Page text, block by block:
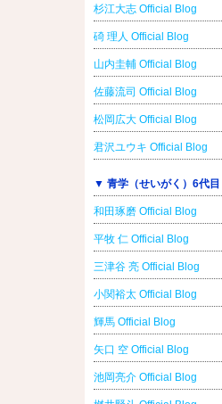
杉江大志 Official Blog
碕 理人 Official Blog
山内圭輔 Official Blog
佐藤流司 Official Blog
松岡広大 Official Blog
君沢ユウキ Official Blog
▼ 青学（せいがく）6代目
和田琢磨 Official Blog
平牧 仁 Official Blog
三津谷 亮 Official Blog
小関裕太 Official Blog
輝馬 Official Blog
矢口 空 Official Blog
池岡亮介 Official Blog